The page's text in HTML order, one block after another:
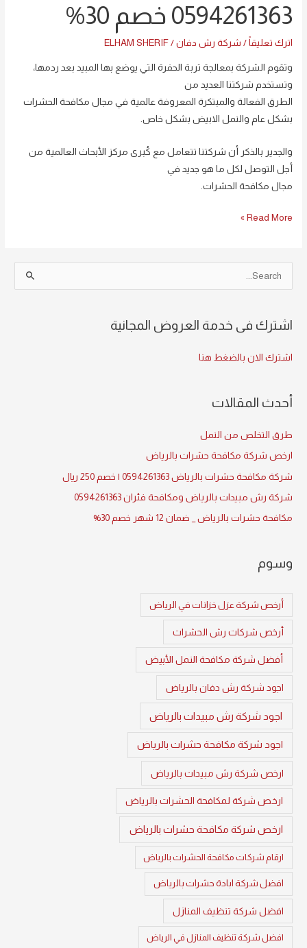
0594261363 خصم 30%
اترك تعليقاً / شركة رش دفان /
ELHAM SHERIF
وتقوم الشركة بمعالجة تربة الحفرة التي يوضع بها المبيد بعد ردمها،
وتستخدم شركتنا العديد من
الطرق الفعالة والمبتكرة المعروفة عالمية في مجال مكافحة الحشرات
بشكل عام والنمل الابيض بشكل خاص.
والجدير بالذكر أن شركتنا تتعامل مع كُبرى مركز الأبحاث العالمية من
أجل التوصل لكل ما هو جديد في
مجال مكافحة الحشرات.
Read More »
c
o
اشترك فى خدمة العروض المجانية
اشترك الان بالضغط هنا
أحدث المقالات
طرق التخلص من النمل
ارخص شركة مكافحة حشرات بالرياض
شركة مكافحة حشرات بالرياض 0594261363 | خصم 250 ريال
شركة رش مبيدات بالرياض ومكافحة فئران 0594261363
مكافحة حشرات بالرياض _ ضمان 12 شهر خصم 30%
وسوم
أرخص شركة عزل خزانات في الرياض
أرخص شركات رش الحشرات
أفضل شركة مكافحة النمل الأبيض
اجود شركة رش دفان بالرياض
اجود شركة رش مبيدات بالرياض
اجود شركة مكافحة حشرات بالرياض
ارخص شركة رش مبيدات بالرياض
ارخص شركة لمكافحة الحشرات بالرياض
ارخص شركة مكافحة حشرات بالرياض
ارقام شركات مكافحة الحشرات بالرياض
افضل شركة ابادة حشرات بالرياض
افضل شركة تنظيف المنازل
افضل شركة تنظيف المنازل في الرياض